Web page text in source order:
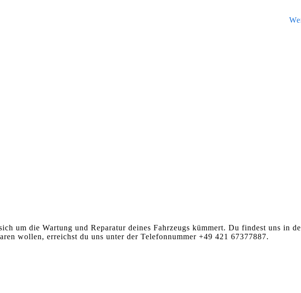
um die Wartung und Reparatur deines Fahrzeugs kümmert. Du findest uns in
wollen, erreichst du uns unter der Telefonnummer +49 421 67377887.